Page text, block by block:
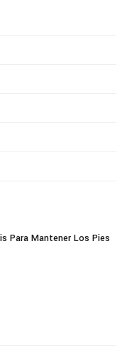
Para Mantener Los Pies